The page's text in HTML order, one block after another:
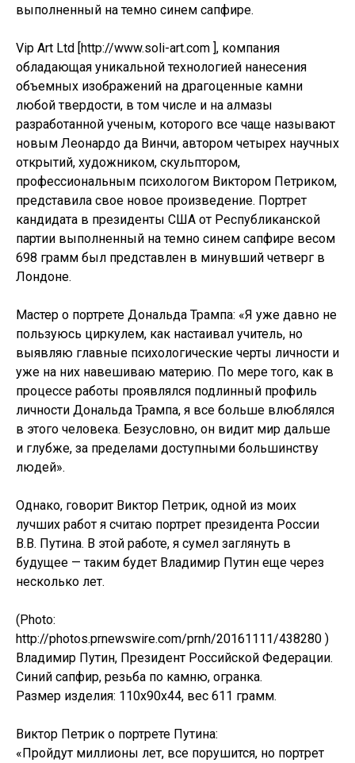
выполненный на темно синем сапфире.
Vip Art Ltd [http://www.soli-art.com ], компания
обладающая уникальной технологией нанесения
объемных изображений на драгоценные камни
любой твердости, в том числе и на алмазы
разработанной ученым, которого все чаще называют
новым Леонардо да Винчи, автором четырех научных
открытий, художником, скульптором,
профессиональным психологом Виктором Петриком,
представила свое новое произведение. Портрет
кандидата в президенты США от Республиканской
партии выполненный на темно синем сапфире весом
698 грамм был представлен в минувший четверг в
Лондоне.
Мастер о портрете Дональда Трампа: «Я уже давно не
пользуюсь циркулем, как настаивал учитель, но
выявляю главные психологические черты личности и
уже на них навешиваю материю. По мере того, как в
процессе работы проявлялся подлинный профиль
личности Дональда Трампа, я все больше влюблялся
в этого человека. Безусловно, он видит мир дальше
и глубже, за пределами доступными большинству
людей».
Однако, говорит Виктор Петрик, одной из моих
лучших работ я считаю портрет президента России
В.В. Путина. В этой работе, я сумел заглянуть в
будущее — таким будет Владимир Путин еще через
несколько лет.
(Photo:
http://photos.prnewswire.com/prnh/20161111/438280 )
Владимир Путин, Президент Российской Федерации.
Синий сапфир, резьба по камню, огранка.
Размер изделия: 110х90х44, вес 611 грамм.
Виктор Петрик о портрете Путина:
«Пройдут миллионы лет, все порушится, но портрет